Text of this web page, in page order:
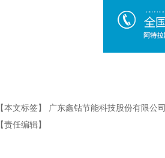
【本文标签】 广东鑫钻节能科技股份有限公司
【责任编辑】